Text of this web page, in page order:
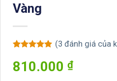
Vàng
dựa trên
đánh giá
(3 đánh giá của
810.000 ₫